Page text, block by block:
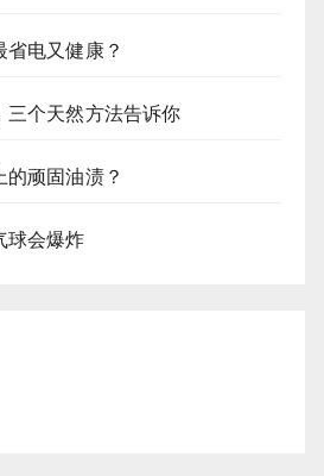
省电又健康？
三个天然方法告诉你
顽固油渍？
球会爆炸